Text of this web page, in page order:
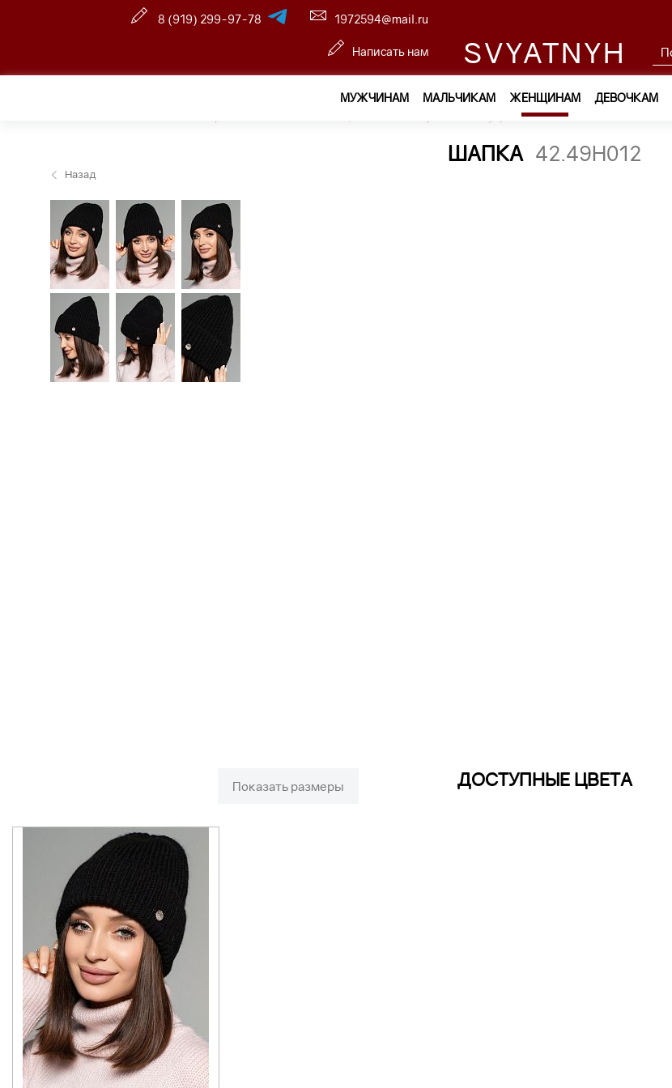
8 (919) 299-97-78 1972594@mail.ru
Написать нам SVYATNYH
МУЖЧИНАМ МАЛЬЧИКАМ ЖЕНЩИНАМ ДЕВОЧКАМ
— Шапки
ШАПКА 42.49H012
Назад
Показать размеры ДОСТУПНЫЕ ЦВЕТА